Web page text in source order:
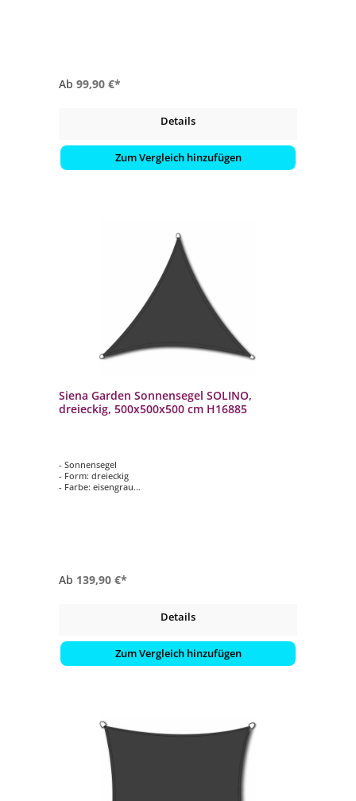
Ab 99,90 €*
Details
Zum Vergleich hinzufügen
Siena Garden Sonnensegel SOLINO,
dreieckig, 500x500x500 cm H16885
- Sonnensegel
- Form: dreieckig
- Farbe: eisengrau
Ab 139,90 €*
Details
Zum Vergleich hinzufügen